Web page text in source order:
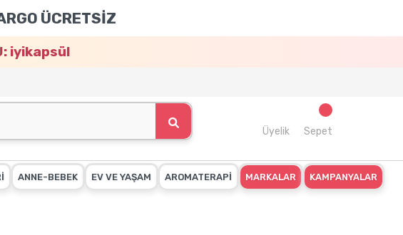
ÜCRETSİZ
iyikapsül
Üyelik Sepet
ANNE-BEBEK EV VE YAŞAM AROMATERAPİ MARKALAR KAMPANYALAR